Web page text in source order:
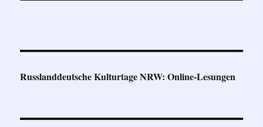
Russlanddeutsche Kulturtage NRW: Online-Lesungen